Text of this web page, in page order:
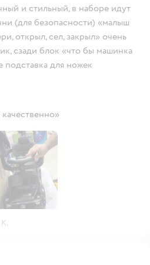
и стильный, в наборе идут
(для безопасности) «малыш
открыл, сел, закрыл» очень
сзади блок «что бы машинка
подставка для ножек